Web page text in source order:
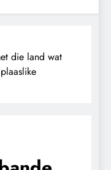
die land wat